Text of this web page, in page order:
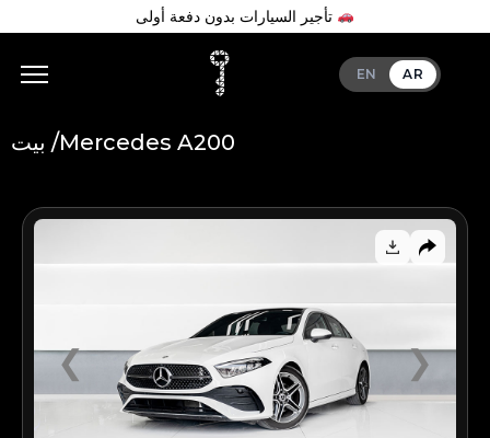
EN AR
بيت /Mercedes A200
❮ ❯